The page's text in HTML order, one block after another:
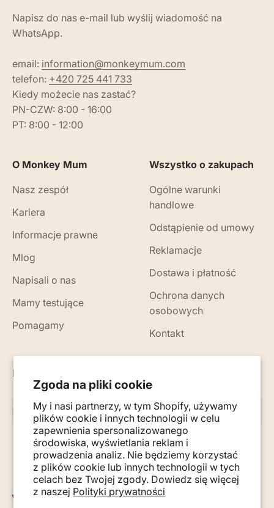
Zgoda na pliki cookie
My i nasi partnerzy, w tym Shopify, używamy
plików cookie i innych technologii w celu
zapewnienia spersonalizowanego
środowiska, wyświetlania reklam i
prowadzenia analiz. Nie będziemy korzystać
z plików cookie lub innych technologii w tych
celach bez Twojej zgody. Dowiedz się więcej
z naszej Polityki prywatności
Napisz do nas e-mail lub wyślij wiadomość na
WhatsApp.
email: information@monkeymum.com
telefon: +420 725 441 733
Kiedy możecie nas zastać?
PN-CZW: 8:00 - 16:00
PT: 8:00 - 12:00
O Monkey Mum
Nasz zespół
Kariera
Informacje prawne
Mlog
Napisali o nas
Mamy testujące
Pomagamy
Wszystko o zakupach
Ogólne warunki
handlowe
Odstąpienie od umowy
Reklamacje
Dostawa i płatność
Ochrona danych
osobowych
Kontakt
Nowości, porady i wskazówki na Twój e-mail
E-mail
Subskrybuj
Polska (PLN zł)